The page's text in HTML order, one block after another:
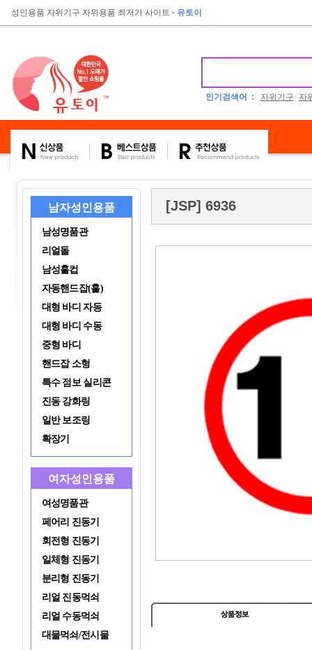
성인용품 자위기구 자위용품 최저가 사이트 - 유토이
인기검색어 : 자위기구 자
남자성인용품
남성명품관
리얼돌
남성홀컵
자동핸드잡(홀)
대형 바디 자동
대형 바디 수동
중형 바디
핸드잡 소형
특수 점보 실리콘
진동 강화링
일반 보조링
확장기
여자성인용품
여성명품관
페어리 진동기
회전형 진동기
일체형 진동기
분리형 진동기
리얼 진동먹쇠
리얼 수동먹쇠
대물먹쇠/전시물
[JSP] 6936